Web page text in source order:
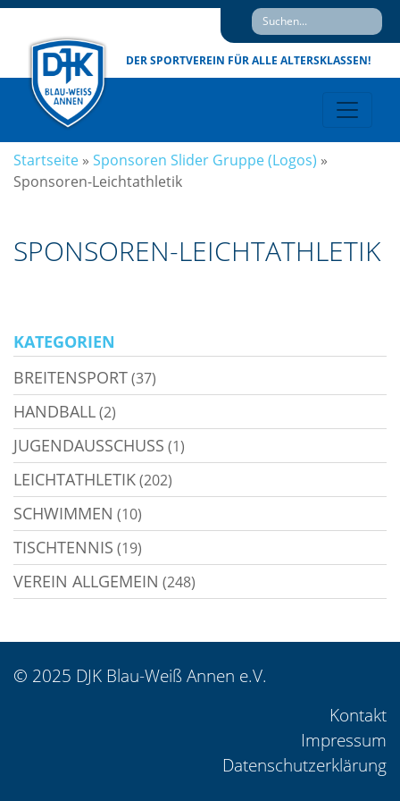
DER SPORTVEREIN FÜR ALLE ALTERSKLASSEN!
Startseite » Sponsoren Slider Gruppe (Logos) »
Sponsoren-Leichtathletik
SPONSOREN-LEICHTATHLETIK
KATEGORIEN
BREITENSPORT(37)
HANDBALL(2)
JUGENDAUSSCHUSS (1)
LEICHTATHLETIK(202)
SCHWIMMEN (10)
TISCHTENNIS (19)
VEREIN ALLGEMEIN (248)
© 2025 DJK Blau-Weiß Annen e.V.
Kontakt
Impressum
Datenschutzerklärung